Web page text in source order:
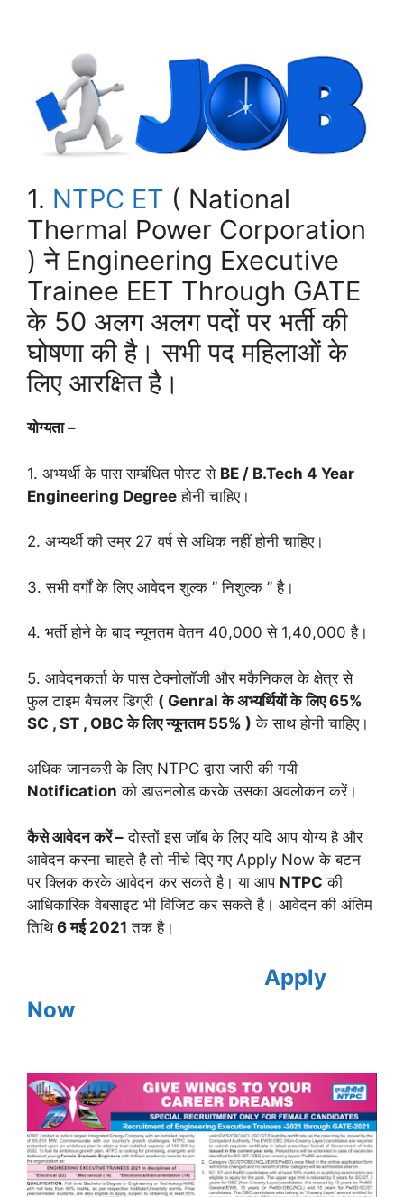
1. NTPC ET ( National
Thermal Power Corporation
) ने Engineering Executive
Trainee EET Through GATE
के 50 अलग अलग पदों पर भर्ती की
घोषणा की है। सभी पद महिलाओं के
लिए आरक्षित है।
योग्यता –
1. अभ्यर्थी के पास सम्बंधित पोस्ट से BE / B.Tech 4 Year
Engineering Degree होनी चाहिए।
2. अभ्यर्थी की उम्र 27 वर्ष से अधिक नहीं होनी चाहिए।
3. सभी वर्गों के लिए आवेदन शुल्क ” निशुल्क ” है।
4. भर्ती होने के बाद न्यूनतम वेतन 40,000 से 1,40,000 है।
5. आवेदनकर्ता के पास टेक्नोलॉजी और मकैनिकल के क्षेत्र से
फुल टाइम बैचलर डिग्री ( Genral के अभ्यर्थियों के लिए 65%
SC , ST , OBC के लिए न्यूनतम 55% ) के साथ होनी चाहिए।
अधिक जानकरी के लिए NTPC द्वारा जारी की गयी
Notification को डाउनलोड करके उसका अवलोकन करें।
कैसे आवेदन करें – दोस्तों इस जॉब के लिए यदि आप योग्य है और
आवेदन करना चाहते है तो नीचे दिए गए Apply Now के बटन
पर क्लिक करके आवेदन कर सकते है। या आप NTPC की
आधिकारिक वेबसाइट भी विजिट कर सकते है। आवेदन की अंतिम
तिथि6 मई 2021 तक है।
Apply
Now